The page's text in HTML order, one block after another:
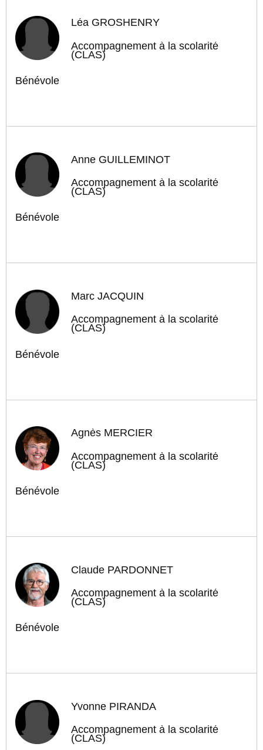
Léa GROSHENRY
Accompagnement à la scolarité
(CLAS)
Bénévole
Anne GUILLEMINOT
Accompagnement à la scolarité
(CLAS)
Bénévole
Marc JACQUIN
Accompagnement à la scolarité
(CLAS)
Bénévole
Agnès MERCIER
Accompagnement à la scolarité
(CLAS)
Bénévole
Claude PARDONNET
Accompagnement à la scolarité
(CLAS)
Bénévole
Yvonne PIRANDA
Accompagnement à la scolarité
(CLAS)